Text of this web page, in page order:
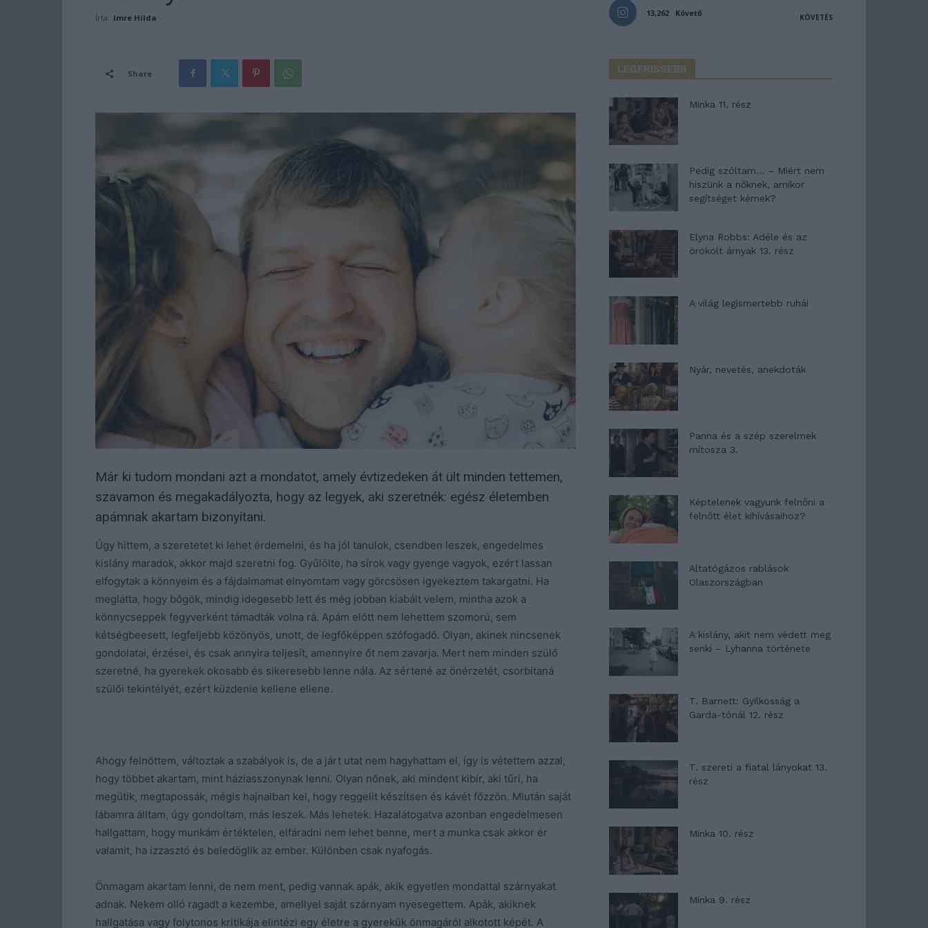
Írta: Imre Hilda -
Share
Már ki tudom mondani azt a mondatot, amely évtizedeken át ült minden tettemen,
szavamon és megakadályozta, hogy az legyek, aki szeretnék: egész életemben
apámnak akartam bizonyítani.
Úgy hittem, a szeretetet ki lehet érdemelni, és ha jól tanulok, csendben leszek, engedelmes
kislány maradok, akkor majd szeretni fog. Gyűlölte, ha sírok vagy gyenge vagyok, ezért lassan
elfogytak a könnyeim és a fájdalmamat elnyomtam vagy görcsösen igyekeztem takargatni. Ha
meglátta, hogy bőgök, mindig idegesebb lett és még jobban kiabált velem, mintha azok a
könnycseppek fegyverként támadták volna rá. Apám előtt nem lehettem szomorú, sem
kétségbeesett, legfeljebb közönyös, unott, de legfőképpen szófogadó. Olyan, akinek nincsenek
gondolatai, érzései, és csak annyira teljesít, amennyire őt nem zavarja. Mert nem minden szülő
szeretné, ha gyerekek okosabb és sikeresebb lenne nála. Az sértené az önérzetét, csorbítaná
szülői tekintélyét, ezért küzdenie kellene ellene.
Ahogy felnőttem, változtak a szabályok is, de a járt utat nem hagyhattam el, így is vétettem azzal,
hogy többet akartam, mint háziasszonynak lenni. Olyan nőnek, aki mindent kibír, aki tűri, ha
megütik, megtapossák, mégis hajnalban kel, hogy reggelit készítsen és kávét főzzön. Miután saját
lábamra álltam, úgy gondoltam, más leszek. Más lehetek. Hazalátogatva azonban engedelmesen
hallgattam, hogy munkám értéktelen, elfáradni nem lehet benne, mert a munka csak akkor ér
valamit, ha izzasztó és beledöglik az ember. Különben csak nyafogás.
Önmagam akartam lenni, de nem ment, pedig vannak apák, akik egyetlen mondattal szárnyakat
adnak. Nekem olló ragadt a kezembe, amellyel saját szárnyam nyesegettem. Apák, akiknek
hallgatása vagy folytonos kritikája elintézi egy életre a gyerekük önmagáról alkotott képét. A
13,262 Követő KÖVETÉS
LEGFRISSEBB
Minka 11. rész
Pedig szóltam… – Miért nem
hiszünk a nőknek, amikor
segítséget kérnek?
Elyna Robbs: Adéle és az
örökölt árnyak 13. rész
A világ legismertebb ruhái
Nyár, nevetés, anekdoták
Panna és a szép szerelmek
mítosza 3.
Képtelenek vagyunk felnőni a
felnőtt élet kihívásaihoz?
Altatógázos rablások
Olaszországban
A kislány, akit nem védett meg
senki – Lyhanna története
T. Barnett: Gyilkosság a
Garda-tónál 12. rész
T. szereti a fiatal lányokat 13.
rész
Minka 10. rész
Minka 9. rész